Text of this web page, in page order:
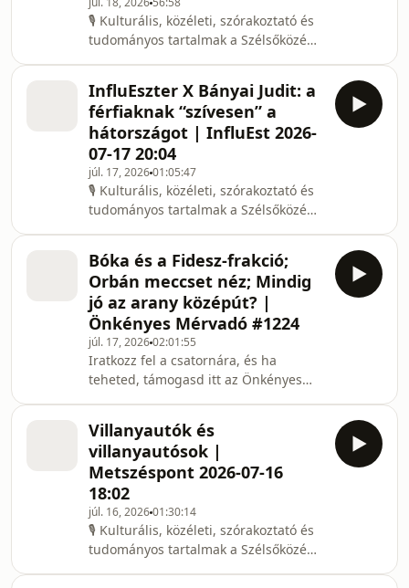
képviseletéhez? Csak a parlamenti
választási rendszer, vagy a teljes
magyar választási rendszer reformra
szorul? Hogyan nézzen ki
Magyarország jövőbeli választás
🎙️ Kulturális, közéleti, szórakoztató és
tudományos tartalmak a Szélsőközép
Magyar Önismeret, A Tiltott
Rengeteg, Minden Listája, Pi Slam
klub, Arany-köpés, Keleti & Nagy
FilozófiAI, Resti. Ha nem szeretnél
lemaradni kedvenc műsorod legújabb
adásáról, és szívesen követnél további
hasonló tartalmakat a jövőben,
iratkozz fel
InfluEszter X Bányai Judit: a
férfiaknak “szívesen” a
hátországot | InfluEst 2026-
07-17 20:04
júl. 17, 202601:05:47
🎙️ Kulturális, közéleti, szórakoztató és
tudományos tartalmak a Szélsőközép
Magyar Önismeret, A Tiltott
Rengeteg, Minden Listája, Pi Slam
klub, Arany-köpés, Keleti & Nagy
FilozófiAI, Resti. Ha nem szeretnél
lemaradni kedvenc műsorod legújabb
adásáról, és szívesen követnél további
hasonló tartalmakat a jövőben,
iratkozz fel
Bóka és a Fidesz-frakció;
Orbán meccset néz; Mindig
jó az arany középút? |
Önkényes Mérvadó #1224
júl. 17, 202602:01:55
Iratkozz fel a csatornára, és ha
teheted, támogasd itt az Önkényes
Mérvadót:https://www.donably.com/
hova a Fideszből?00:24:58 Bóka és a
Fidesz frakció00:46:58 Orbán meccset
néz01:22:16 Az arany középút a
helyes?Műsorvezetők: Horváth Oszkár,
Magyar Dávid, Vályi ÍstvánSzerkesztő:
Rónyai JúliaFelvétel:
2026.07.17.YouTube:
https://www.youtube.com/@szels
Villanyautók és
villanyautósok |
Metszéspont 2026-07-16
18:02
júl. 16, 202601:30:14
🎙️ Kulturális, közéleti, szórakoztató és
tudományos tartalmak a Szélsőközép